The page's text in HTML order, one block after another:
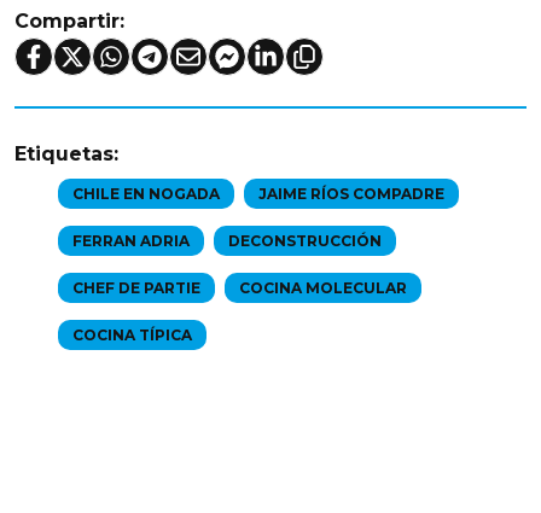
Compartir:
Etiquetas:
CHILE EN NOGADA JAIME RÍOS COMPADRE
FERRAN ADRIA DECONSTRUCCIÓN
CHEF DE PARTIE COCINA MOLECULAR
COCINA TÍPICA